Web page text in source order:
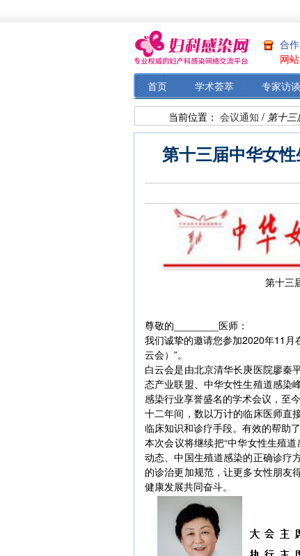
合
网
首页 学术荟萃 专家访谈
当前位置： 会议通知 / 第十
第十三届中华女
第十三
尊敬的________医师：
我们诚挚的邀请您参加2020年11月
云会）”。
白云会是由北京清华长庚医院廖秦
态产业联盟、中华女性生殖道感染
感染行业享誉盛名的学术会议，至
十二年间，数以万计的临床医师直
临床知识和诊疗手段。有效的帮助
本次会议将继续把“中华女性生殖
动态、中国生殖道感染的正确诊疗
的诊治更加规范，让更多女性朋友
健康发展共同奋斗。